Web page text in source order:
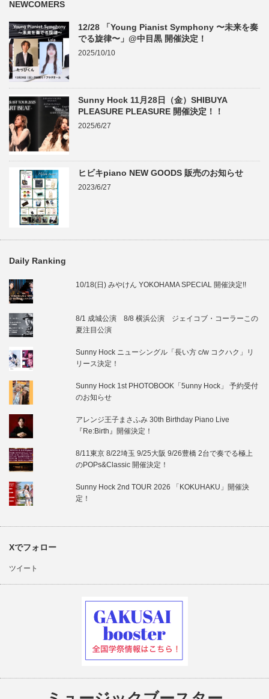
NEWCOMERS
12/28 「Young Pianist Symphony 〜未来を奏
でる旋律〜」@中目黒 開催決定！
2025/10/10
Sunny Hock 11月28日（金）SHIBUYA
PLEASURE PLEASURE 開催決定！！
2025/6/27
ヒビキpiano NEW GOODS 販売のお知らせ
2023/6/27
Daily Ranking
10/18(日) みやけん YOKOHAMA SPECIAL 開催決定!!
8/1 成城公演 8/8 横浜公演 ジェイコブ・コーラーこの
夏注目公演
Sunny Hock ニューシングル「長い方 c/w コクハク」リ
リース決定！
Sunny Hock 1st PHOTOBOOK「5unny Hock」 予約受付
のお知らせ
アレンジ王子まさふみ 30th Birthday Piano Live
『Re:Birth』開催決定！
8/11東京 8/22埼玉 9/25大阪 9/26豊橋 2台で奏でる極上
のPOPs&Classic 開催決定！
Sunny Hock 2nd TOUR 2026 「KOKUHAKU」開催決
定！
Xでフォロー
ツイート